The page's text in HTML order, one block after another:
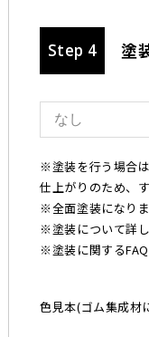
Step 4 塗
※塗装を行う場合
仕上がりのため、
※全面塗装になりま
※塗装について詳
※塗装に関する
色見本(ゴム集成材